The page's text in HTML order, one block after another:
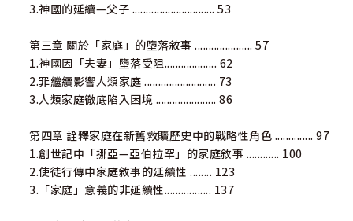
3.神國的延續—父子 .............................. 53
第三章 關於「家庭」的墮落敘事 ..................... 57
1.神國因「夫妻」墮落受阻................... 62
2.罪繼續影響人類家庭 .......................... 73
3.人類家庭徹底陷入困境 ...................... 86
第四章 詮釋家庭在新舊救贖歷史中的戰略性角色 .............. 97
1.創世記中「挪亞—亞伯拉罕」的家庭敘事 ............ 100
2.使徒行傳中家庭敘事的延續性 ........ 123
3.「家庭」意義的非延續性................. 137